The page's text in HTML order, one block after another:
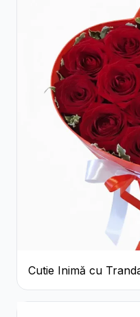
Cutie Inimă cu
Crizanteme Albe și
Raffaello